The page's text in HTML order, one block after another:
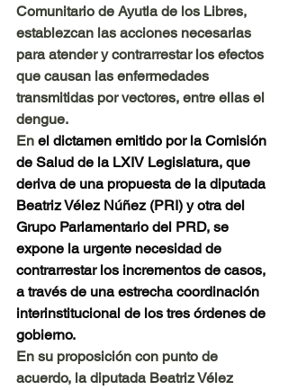
Comunitario de Ayutla de los Libres,
establezcan las acciones necesarias
para atender y contrarrestar los efectos
que causan las enfermedades
transmitidas por vectores, entre ellas el
dengue.
En el dictamen emitido por la Comisión
de Salud de la LXIV Legislatura, que
deriva de una propuesta de la diputada
Beatriz Vélez Núñez (PRI) y otra del
Grupo Parlamentario del PRD, se
expone la urgente necesidad de
contrarrestar los incrementos de casos,
a través de una estrecha coordinación
interinstitucional de los tres órdenes de
gobierno.
En su proposición con punto de
acuerdo, la diputada Beatriz Vélez